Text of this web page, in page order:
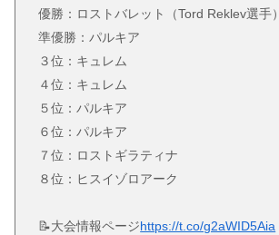
優勝：ロストバレット（Tord Reklev選手）
準優勝：パルキア
３位：キュレム
４位：キュレム
５位：パルキア
６位：パルキア
７位：ロストギラティナ
８位：ヒスイゾロアーク
📝大会情報ページhttps://t.co/g2aWID5Aia